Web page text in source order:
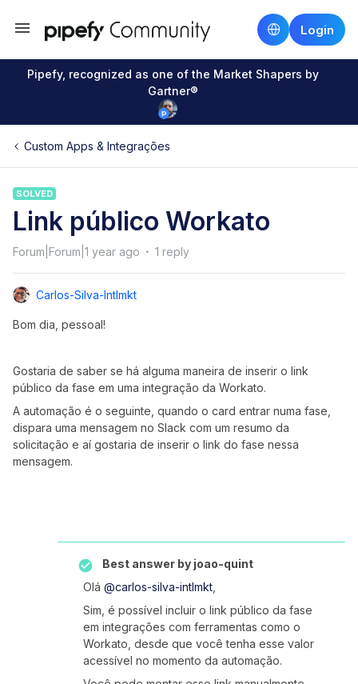
Login
Pipefy, recognized as one of the Market Shapers by
Gartner®
Custom Apps & Integrações
SOLVED
Link público Workato
Forum|Forum|1 year ago 1 reply
Carlos-Silva-Intlmkt
Bom dia, pessoal!
Gostaria de saber se há alguma maneira de inserir o link
público da fase em uma integração da Workato.
A automação é o seguinte, quando o card entrar numa fase,
dispara uma mensagem no Slack com um resumo da
solicitação e aí gostaria de inserir o link do fase nessa
mensagem.
Best answer by joao-quint
Olá ​ @carlos-silva-intlmkt
Sim, é possível incluir o link público da fase
em integrações com ferramentas como o
Workato, desde que você tenha esse valor
acessível no momento da automação.